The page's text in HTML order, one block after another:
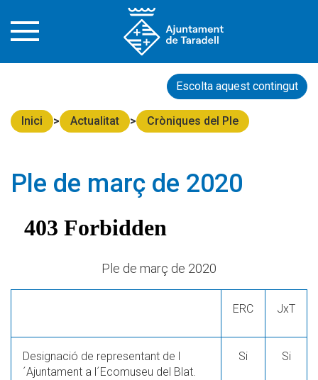
Escolta aquest contingut
Inici Actualitat Cròniques del Ple
Ple de març de 2020
Ple de març de 2020
ERC JxT
Designació de representant de l
´Ajuntament a l´Ecomuseu del Blat.
Si Si